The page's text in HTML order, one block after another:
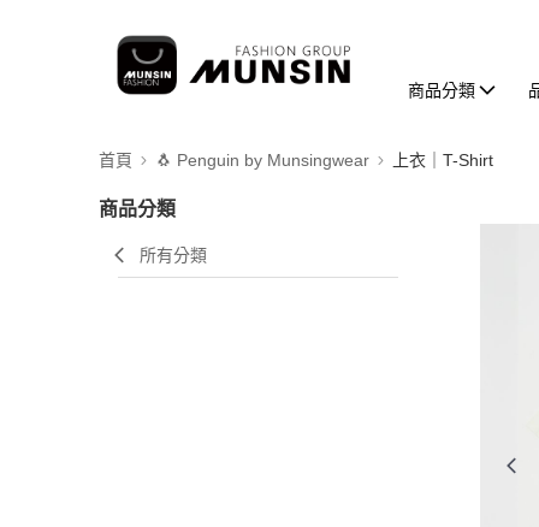
商品分類
首頁 🐧 Penguin by Munsingwear 上衣｜T-Shirt
商品分類
所有分類